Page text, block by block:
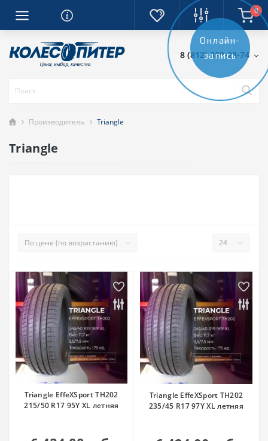
0
8 (812) 389-28-74
Производитель Triangle
Triangle
Triangle EffeXSport TH202
215/50 R17 95Y XL летняя
Triangle EffeXSport TH202
235/45 R17 97Y XL летняя
Онлайн-
запись